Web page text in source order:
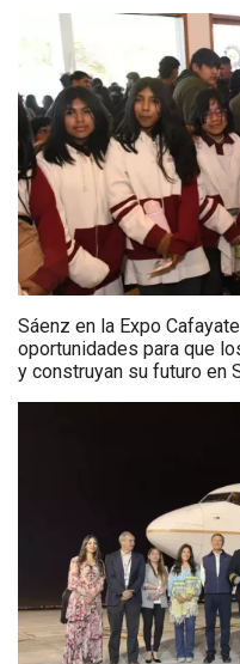
Sáenz en la Expo
oportunidades para que
y construyan su futuro en